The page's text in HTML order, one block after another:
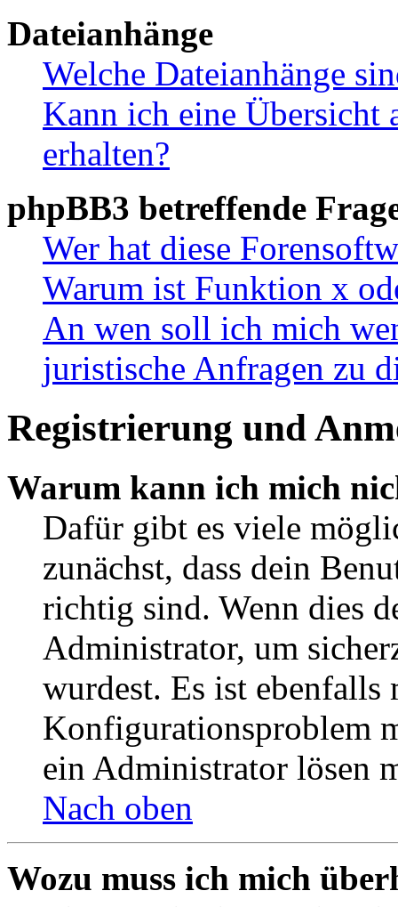
Dateianhänge
Welche Dateianhänge
Kann ich eine Übersicht
erhalten?
phpBB3 betreffende
Wer hat diese
Warum ist Funktion x
An wen soll ich mich
juristische Anfragen zu
Registrierung und
Warum kann ich mich
Dafür gibt es viele
zunächst, dass dein
richtig sind. Wenn dies
Administrator, um
wurdest. Es ist ebenfalls
Konfigurationsproblem
ein Administrator lösen
Nach oben
Wozu muss ich mich